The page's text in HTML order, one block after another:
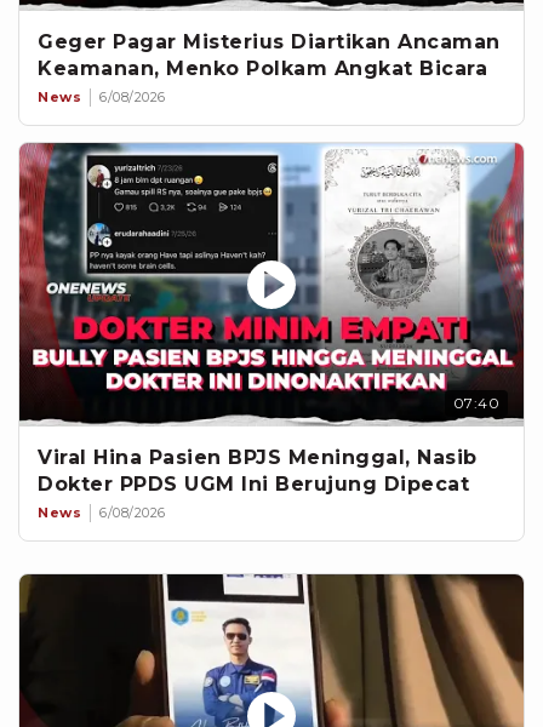
Geger Pagar Misterius Diartikan Ancaman
Keamanan, Menko Polkam Angkat Bicara
News 6/08/2026
07:40
Viral Hina Pasien BPJS Meninggal, Nasib
Dokter PPDS UGM Ini Berujung Dipecat
News 6/08/2026